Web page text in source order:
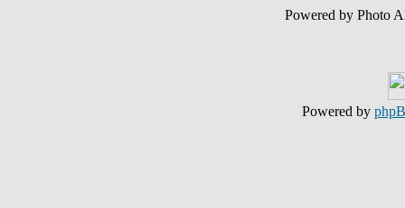
Powered by Photo
Powered by